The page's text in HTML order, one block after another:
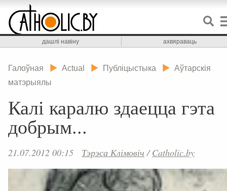
дашлі навіну ахвяраваць
Галоўная Actual Публіцыстыка
Аўтарскія
матэрыялы
Калі каралю здаецца гэта
добрым...
21.07.2012 00:15 Тэрэса Клімовіч /Catholic.by